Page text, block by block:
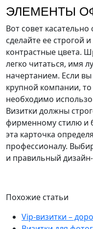
ЭЛЕМЕНТЫ
Вот совет
сделайте ее строгой
контрастные цвета.
легко читаться, имя
начертанием. Если
крупной компании,
необходимо
Визитки должны
фирменному стилю и
эта карточка
профессионалу.
и правильный
Похожие статьи
Vip-визитки –